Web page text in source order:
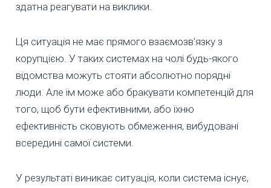
здатна реагувати на виклики.
Ця ситуація не має прямого взаємозв’язку з
корупцією. У таких системах на чолі будь-якого
відомства можуть стояти абсолютно порядні
люди. Але їм може або бракувати компетенцій для
того, щоб бути ефективними, або їхню
ефективність сковують обмеження, вибудовані
всередині самої системи.
У результаті виникає ситуація, коли система існує,